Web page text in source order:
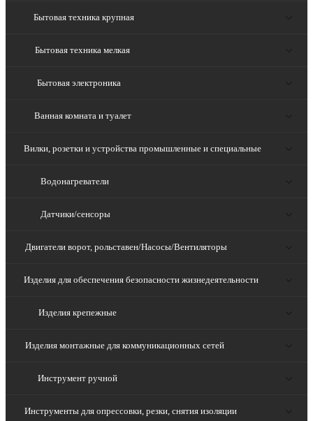
Бытовая техника крупная
Бытовая техника мелкая
Бытовая электроника
Ванная комната и туалет
Вилки, розетки и устройства промышленные и специальные
Водонагреватели
Датчики/сенсоры
Двигатели ворот, рольставен/Насосы/Вентиляторы
Изделия для обеспечения безопасности жизнедеятельности
Изделия крепежные
Изделия монтажные для коммуникационных сетей
Инструмент ручной
Инструменты для опрессовки, резки, снятия изоляции